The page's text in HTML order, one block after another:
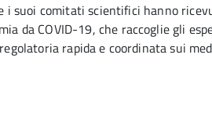
i suoi comitati scientifici hanno
da COVID-19, che raccoglie gli
rapida e coordinata sui